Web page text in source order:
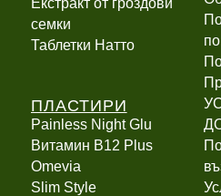
Екстракт от гроздови
семки
Таблетки Натто
ПЛАСТИРИ
Painless Night Glu
Витамин B12 Plus
Оmevia
Slim Style